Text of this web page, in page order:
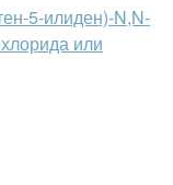
5-илиден)-N,N-
или